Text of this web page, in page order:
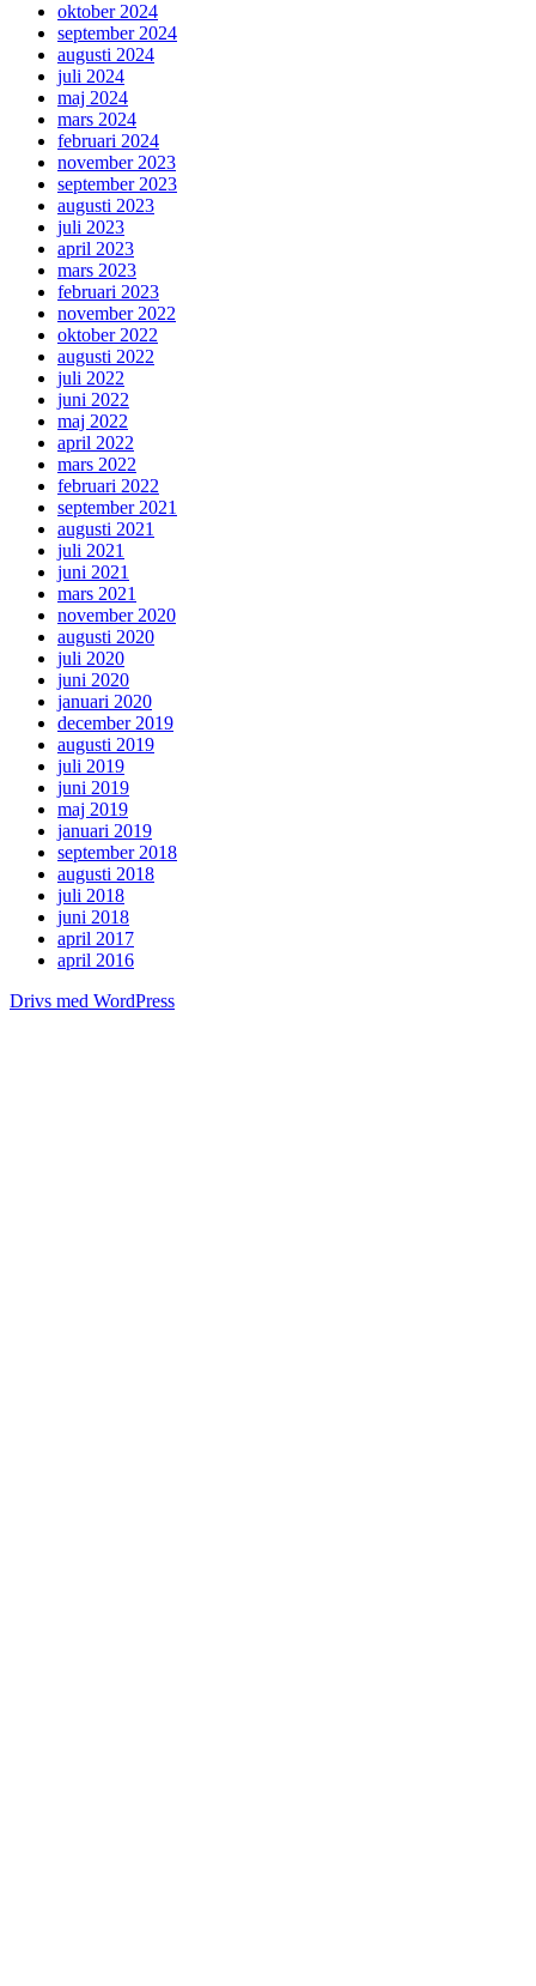
oktober 2024
september 2024
augusti 2024
juli 2024
maj 2024
mars 2024
februari 2024
november 2023
september 2023
augusti 2023
juli 2023
april 2023
mars 2023
februari 2023
november 2022
oktober 2022
augusti 2022
juli 2022
juni 2022
maj 2022
april 2022
mars 2022
februari 2022
september 2021
augusti 2021
juli 2021
juni 2021
mars 2021
november 2020
augusti 2020
juli 2020
juni 2020
januari 2020
december 2019
augusti 2019
juli 2019
juni 2019
maj 2019
januari 2019
september 2018
augusti 2018
juli 2018
juni 2018
april 2017
april 2016
Drivs med WordPress